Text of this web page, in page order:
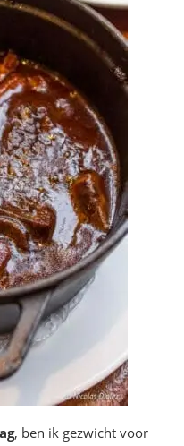
, ben ik gezwicht voor